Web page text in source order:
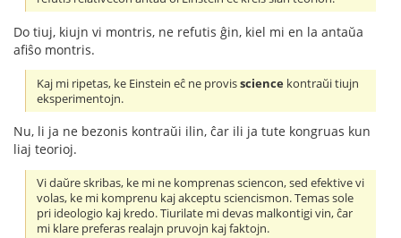
Do tiuj, kiujn vi montris, ne refutis ĝin, kiel mi en la antaŭa
afiŝo montris.
Kaj mi ripetas, ke Einstein eĉ ne provisscience kontraŭi tiujn
eksperimentojn.
Nu, li ja ne bezonis kontraŭi ilin, ĉar ili ja tute kongruas kun
liaj teorioj.
Vi daŭre skribas, ke mi ne komprenas sciencon, sed efektive vi
volas, ke mi komprenu kaj akceptu sciencismon. Temas sole
pri ideologio kaj kredo. Tiurilate mi devas malkontigi vin, ĉar
mi klare preferas realajn pruvojn kaj faktojn.